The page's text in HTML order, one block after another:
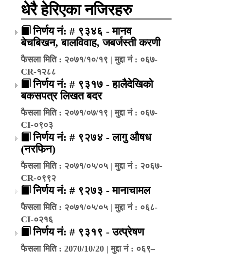
धेरै हेरिएका नजिरहरु
निर्णय नं: # ९३४६ - मानव
बेचबिखन, बालविवाह, जबर्जस्ती करणी
फैसला मिति : २०७१/१०/१९ | मुद्दा नं : ०६७-
CR-१२८८
निर्णय नं: # ९३१७ - हालैदेखिको
बकसपत्र लिखत बदर
फैसला मिति : २०७१/०७/१९ | मुद्दा नं : ०६७-
CI-०९०३
निर्णय नं: # ९२७४ - लागु औषध
(नरफिन)
फैसला मिति : २०७१/०५/०५ | मुद्दा नं : २०६७-
CR-०९९२
निर्णय नं: # ९२७३ - मानाचामल
फैसला मिति : २०७१/०५/०५ | मुद्दा नं : ०६८-
CI-०२१६
निर्णय नं: # ९३१९ - उत्प्रेषण
फैसला मिति : 2070/10/20 | मुद्दा नं : ०६९–